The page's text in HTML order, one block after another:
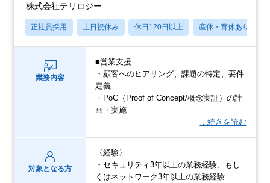
株式会社テリロジー
正社員採用 土日祝休み 休日120日以上 産休・育休あり
業務内容
■営業支援
・顧客へのヒアリング、課題の特定、要件
定義
・PoC（Proof of Concept/概念実証）の計
画・実施
…続きを読む
対象となる方
〈経験〉
・セキュリティ3年以上の業務経験、もし
くはネットワーク3年以上の業務経験